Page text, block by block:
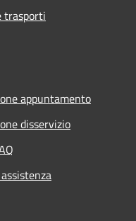
trasporti
appuntamento
disservizio